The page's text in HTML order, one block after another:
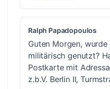
Ralph Papadopoulos
Guten Morgen,
militärisch genutzt?
Postkarte mit
z.b.V. Berlin II,